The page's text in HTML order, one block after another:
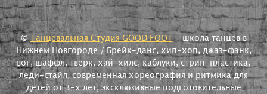
©Танцевальная Студия GOOD FOOT- школа танцев в
Нижнем Новгороде / Брейк-данс, хип-хоп, джаз-фанк,
вог, шаффл, тверк, хай-хилс, каблуки, стрип-пластика,
леди-стайл, современная хореография и ритмика для
детей от 3-х лет, эксклюзивные подготовительные